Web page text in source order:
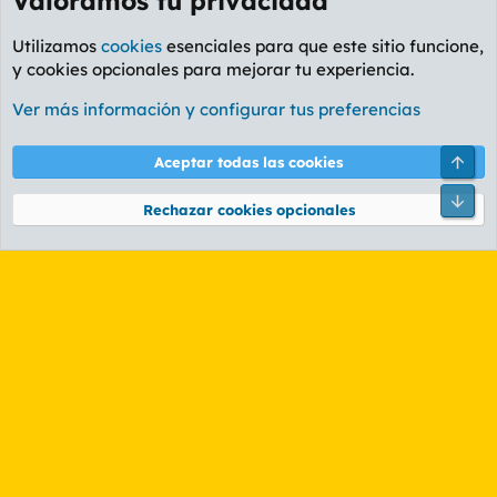
Foro General
Cookies
PL OLDSTYLE AMARILLO
Términos y reglas Política de privacidad Ayuda
Community platform by XenForo® © 2010-2026 XenForo Ltd.
Utilizamos cookies esenciales para que este sitio funcione,
y cookies opcionales para mejorar tu experiencia.
Ver más información y configurar tus preferencias
Aceptar todas las cookies
Rechazar cookies opcionales
Pie